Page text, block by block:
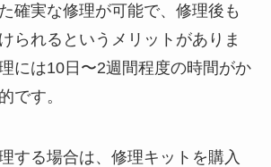
確実な修理が可能で、修理後も
られるというメリットがありま
には10日〜2週間程度の時間がか
です。
する場合は、修理キットを購入